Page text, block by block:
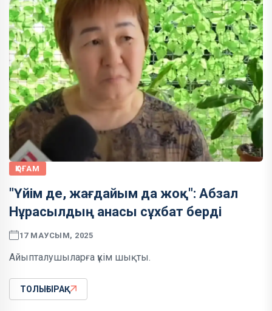
ҚОҒАМ
"Үйім де, жағдайым да жоқ": Абзал
Нұрасылдың анасы сұхбат берді
17 МАУСЫМ, 2025
Айыпталушыларға үкім шықты.
ТОЛЫҒЫРАҚ